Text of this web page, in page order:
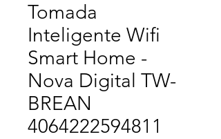
Tomada
Inteligente Wifi
Smart Home -
Nova Digital TW-
BREAN
4064222594811